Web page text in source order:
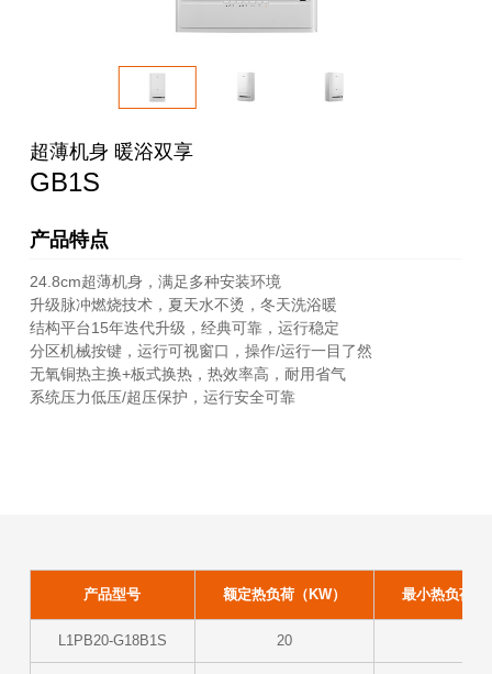
超薄机身 暖浴双享
GB1S
产品特点
24.8cm超薄机身，满足多种安装环境
升级脉冲燃烧技术，夏天水不烫，冬天洗浴暖
结构平台15年迭代升级，经典可靠，运行稳定
分区机械按键，运行可视窗口，操作/运行一目了然
无氧铜热主换+板式换热，热效率高，耐用省气
系统压力低压/超压保护，运行安全可靠
产品型号 额定热负荷（KW） 最小热负荷(
L1PB20-G18B1S 20